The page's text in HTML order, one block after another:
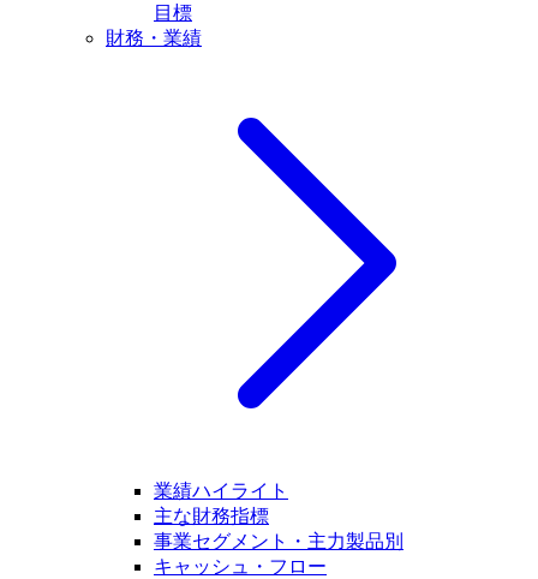
目標
財務・業績
業績ハイライト
主な財務指標
事業セグメント・主力製品別
キャッシュ・フロー